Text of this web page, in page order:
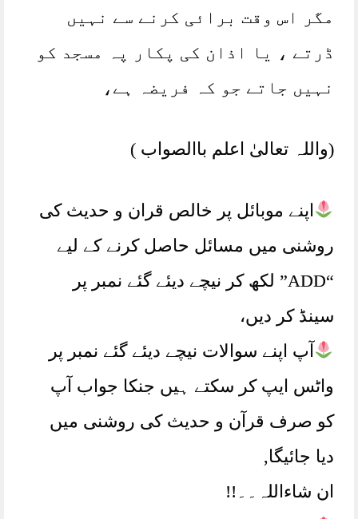
مگر اس وقت برائی کرنے سے نہیں
ڈرتے ، یا اذان کی پکار پہ مسجد کو
نہیں جاتے جو کہ فریضہ ہے،
(واللہ تعالیٰ اعلم باالصواب )
اپنے موبائل پر خالص قران و حدیث کی
روشنی میں مسائل حاصل کرنے کے لیے
“ADD” لکھ کر نیچے دیئے گئے نمبر پر
سینڈ کر دیں،
آپ اپنے سوالات نیچے دیئے گئے نمبر پر
واٹس ایپ کر سکتے ہیں جنکا جواب آپ
کو صرف قرآن و حدیث کی روشنی میں
دیا جائیگا,
ان شاءاللہ۔۔!!